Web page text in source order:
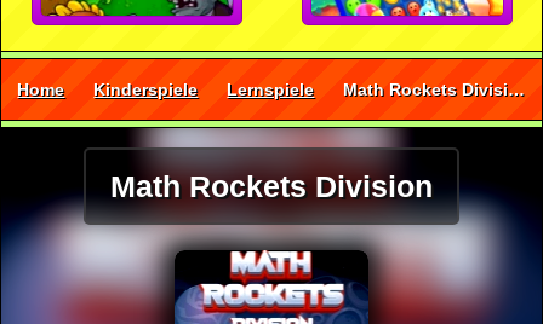
Home Kinderspiele Lernspiele Math Rockets Division
Math Rockets Division